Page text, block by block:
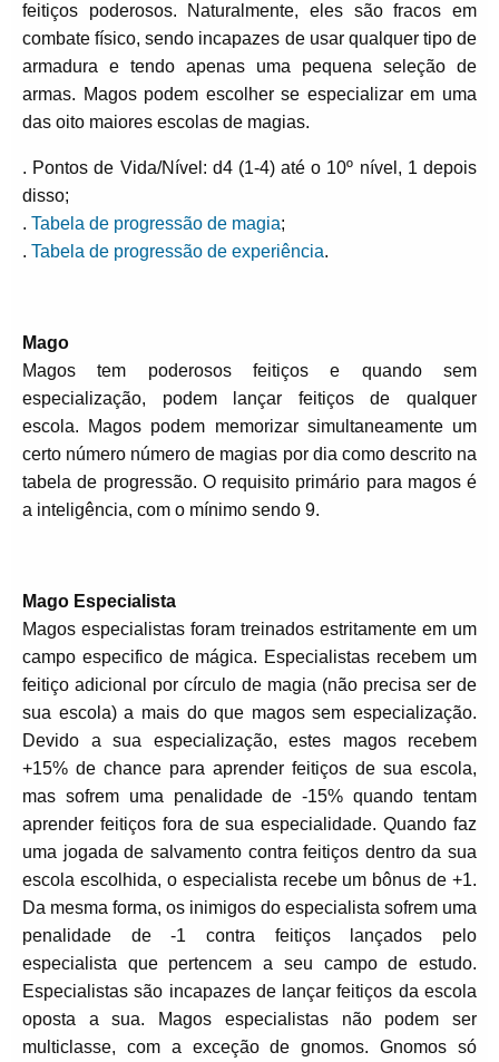
feitiços poderosos. Naturalmente, eles são fracos em
combate físico, sendo incapazes de usar qualquer tipo de
armadura e tendo apenas uma pequena seleção de
armas. Magos podem escolher se especializar em uma
das oito maiores escolas de magias.
. Pontos de Vida/Nível: d4 (1-4) até o 10º nível, 1 depois
disso;
. Tabela de progressão de magia;
. Tabela de progressão de experiência.
Mago
Magos tem poderosos feitiços e quando sem
especialização, podem lançar feitiços de qualquer
escola. Magos podem memorizar simultaneamente um
certo número número de magias por dia como descrito na
tabela de progressão. O requisito primário para magos é
a inteligência, com o mínimo sendo 9.
Mago Especialista
Magos especialistas foram treinados estritamente em um
campo especifico de mágica. Especialistas recebem um
feitiço adicional por círculo de magia (não precisa ser de
sua escola) a mais do que magos sem especialização.
Devido a sua especialização, estes magos recebem
+15% de chance para aprender feitiços de sua escola,
mas sofrem uma penalidade de -15% quando tentam
aprender feitiços fora de sua especialidade. Quando faz
uma jogada de salvamento contra feitiços dentro da sua
escola escolhida, o especialista recebe um bônus de +1.
Da mesma forma, os inimigos do especialista sofrem uma
penalidade de -1 contra feitiços lançados pelo
especialista que pertencem a seu campo de estudo.
Especialistas são incapazes de lançar feitiços da escola
oposta a sua. Magos especialistas não podem ser
multiclasse, com a exceção de gnomos. Gnomos só